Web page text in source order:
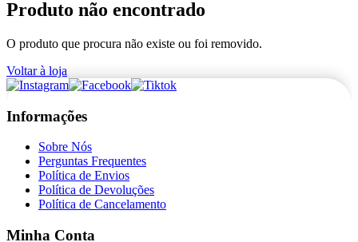
+de 36.000 reviews
Produto não encontrado
O produto que procura não existe ou foi removido.
Voltar à loja
Informações
Sobre Nós
Perguntas Frequentes
Política de Envios
Política de Devoluções
Política de Cancelamento
Minha Conta